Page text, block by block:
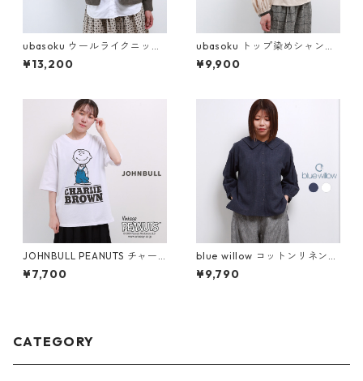
ubasoku ウールライクニット
クルーネック4つ穴スコッチ釦
裏付きブルゾン レディース ウ
グレー 冬 秋 30代 40代 50代
¥13,200
ubasoku トップ染めシャンブ
レー起毛 バイカラーバルーン
袖長袖ブラウス レディース ウ
オフィス 冬 秋
¥9,900
JOHNBULL PEANUTS チャー
リーブラウン プリントTシャツ
レディース メンズ ジョンブル
¥7,700
blue willow コットンリネンセ
ーラーカラーブラウス レディ
ース ブルーウィロー 01ESP11
¥9,790
CATEGORY